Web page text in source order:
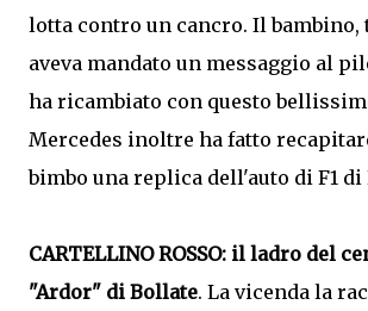
lotta contro un cancro. Il bambino,
aveva mandato un messaggio al
ha ricambiato con questo
Mercedes inoltre ha fatto
bimbo una replica dell'auto di F1 di
CARTELLINO ROSSO: il ladro del
"Ardor" di Bollate. La vicenda la